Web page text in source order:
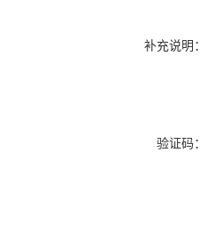
补充说明：
验证码：